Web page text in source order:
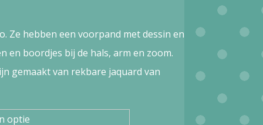
Ze hebben een voorpand met dessin en
en boordjes bij de hals, arm en zoom.
gemaakt van rekbare jaquard van